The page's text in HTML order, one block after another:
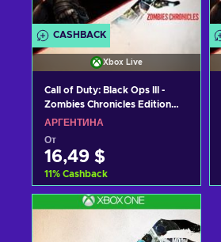
CASHBACK
Xbox Live
Call of Duty: Black Ops III -
Zombies Chronicles Edition
XBOX LIVE Key ARGENTINA
АРГЕНТИНА
От
16,49 $
11% Cashback
Добавить в корзину
View offers